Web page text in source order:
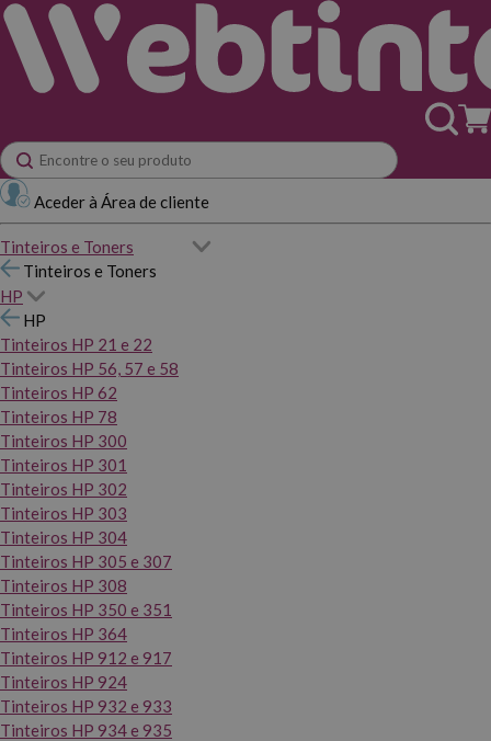
Aceder à Área de cliente
Tinteiros e Toners
Tinteiros e Toners
HP
HP
Tinteiros HP 21 e 22
Tinteiros HP 56, 57 e 58
Tinteiros HP 62
Tinteiros HP 78
Tinteiros HP 300
Tinteiros HP 301
Tinteiros HP 302
Tinteiros HP 303
Tinteiros HP 304
Tinteiros HP 305 e 307
Tinteiros HP 308
Tinteiros HP 350 e 351
Tinteiros HP 364
Tinteiros HP 912 e 917
Tinteiros HP 924
Tinteiros HP 932 e 933
Tinteiros HP 934 e 935